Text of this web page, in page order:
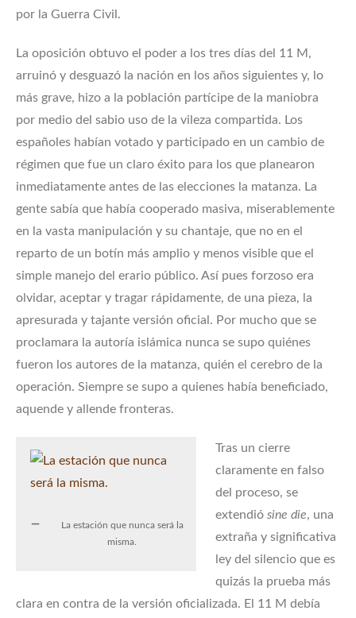
por la Guerra Civil.
La oposición obtuvo el poder a los tres días del 11 M,
arruinó y desguazó la nación en los años siguientes y, lo
más grave, hizo a la población partícipe de la maniobra
por medio del sabio uso de la vileza compartida. Los
españoles habían votado y participado en un cambio de
régimen que fue un claro éxito para los que planearon
inmediatamente antes de las elecciones la matanza. La
gente sabía que había cooperado masiva, miserablemente
en la vasta manipulación y su chantaje, que no en el
reparto de un botín más amplio y menos visible que el
simple manejo del erario público. Así pues forzoso era
olvidar, aceptar y tragar rápidamente, de una pieza, la
apresurada y tajante versión oficial. Por mucho que se
proclamara la autoría islámica nunca se supo quiénes
fueron los autores de la matanza, quién el cerebro de la
operación. Siempre se supo a quienes había beneficiado,
aquende y allende fronteras.
La estación que nunca será la
misma.
Tras un cierre
claramente en falso
del proceso, se
extendió sine die, una
extraña y significativa
ley del silencio que es
quizás la prueba más
clara en contra de la versión oficializada. El 11 M debía